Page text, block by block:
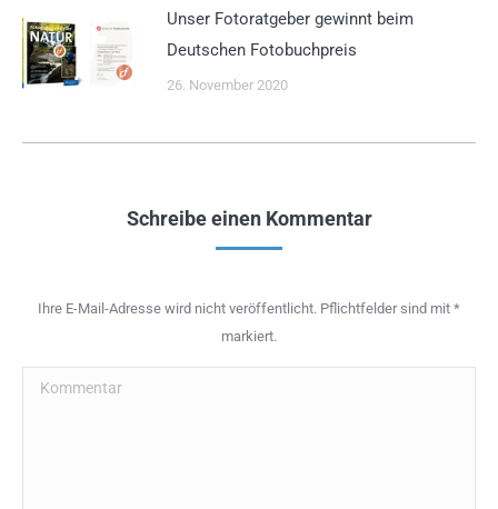
Unser Fotoratgeber gewinnt beim
Deutschen Fotobuchpreis
26. November 2020
Schreibe einen Kommentar
Ihre E-Mail-Adresse wird nicht veröffentlicht. Pflichtfelder sind mit *
markiert.
Kommentar